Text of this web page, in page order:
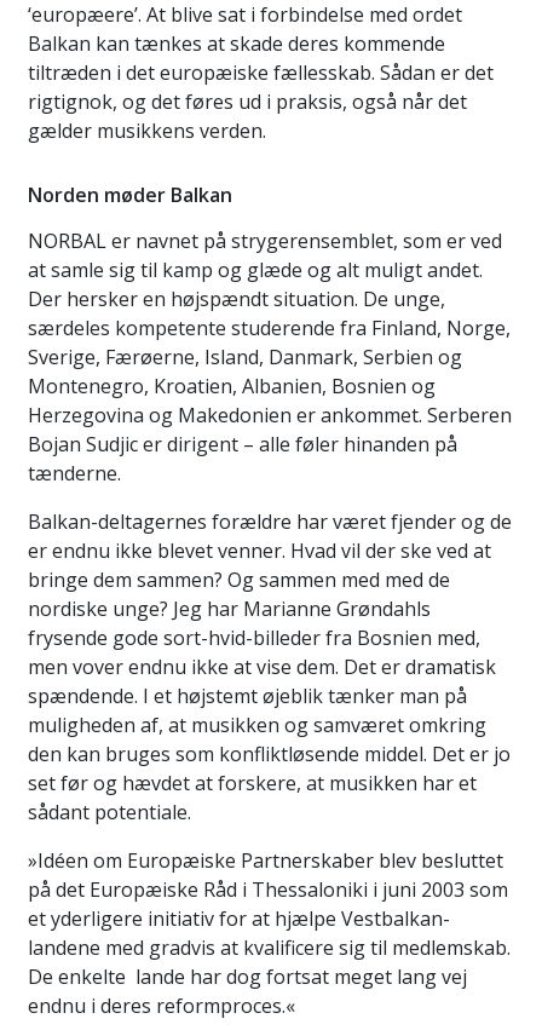
‘europæere’. At blive sat i forbindelse med ordet
Balkan kan tænkes at skade deres kommende
tiltræden i det europæiske fællesskab. Sådan er det
rigtignok, og det føres ud i praksis, også når det
gælder musikkens verden.
Norden møder Balkan
NORBAL er navnet på strygerensemblet, som er ved
at samle sig til kamp og glæde og alt muligt andet.
Der hersker en højspændt situation. De unge,
særdeles kompetente studerende fra Finland, Norge,
Sverige, Færøerne, Island, Danmark, Serbien og
Montenegro, Kroatien, Albanien, Bosnien og
Herzegovina og Makedonien er ankommet. Serberen
Bojan Sudjic er dirigent – alle føler hinanden på
tænderne.
Balkan-deltagernes forældre har været fjender og de
er endnu ikke blevet venner. Hvad vil der ske ved at
bringe dem sammen? Og sammen med med de
nordiske unge? Jeg har Marianne Grøndahls
frysende gode sort-hvid-billeder fra Bosnien med,
men vover endnu ikke at vise dem. Det er dramatisk
spændende. I et højstemt øjeblik tænker man på
muligheden af, at musikken og samværet omkring
den kan bruges som konfliktløsende middel. Det er jo
set før og hævdet at forskere, at musikken har et
sådant potentiale.
»Idéen om Europæiske Partnerskaber blev besluttet
på det Europæiske Råd i Thessaloniki i juni 2003 som
et yderligere initiativ for at hjælpe Vestbalkan-
landene med gradvis at kvalificere sig til medlemskab.
De enkelte lande har dog fortsat meget lang vej
endnu i deres reformproces.«